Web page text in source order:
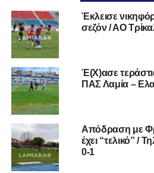
Έκλεισε
σεζόν / ΑΟ
Έ(Χ)ασε
ΠΑΣ Λαμία –
Απόδραση με
έχει “τελικό” /
0-1